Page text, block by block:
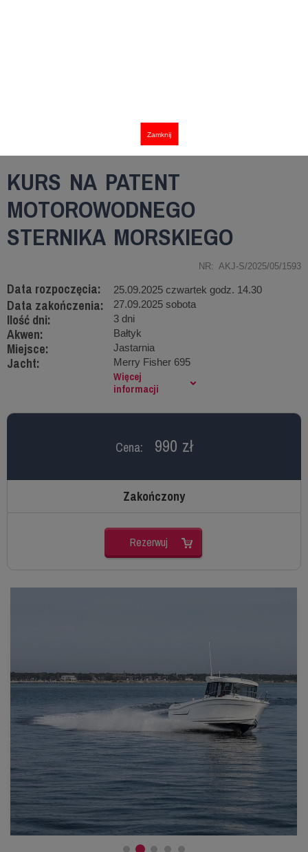
Zamknij
KURS NA PATENT
MOTOROWODNEGO
STERNIKA MORSKIEGO
NR: AKJ-S/2025/05/1593
Data rozpoczęcia: 25.09.2025 czwartek godz. 14.30
Data zakończenia: 27.09.2025 sobota
Ilość dni: 3 dni
Akwen: Bałtyk
Miejsce: Jastarnia
Jacht: Merry Fisher 695
Więcej
informacji
Cena: 990 zł
Zakończony
Rezerwuj